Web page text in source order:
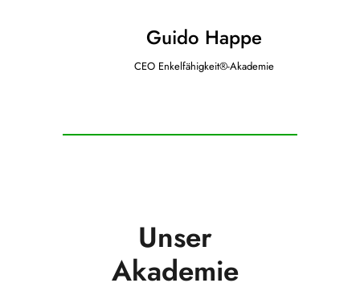
Guido Happe
CEO Enkelfähigkeit®-Akademie
Unser
Akademie